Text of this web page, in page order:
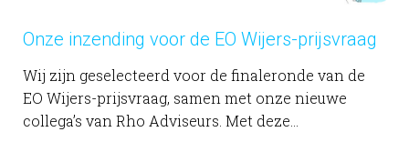
Onze inzending voor de EO Wijers-prijsvraag
Wij zijn geselecteerd voor de finaleronde van de
EO Wijers-prijsvraag, samen met onze nieuwe
collega’s van Rho Adviseurs. Met deze...